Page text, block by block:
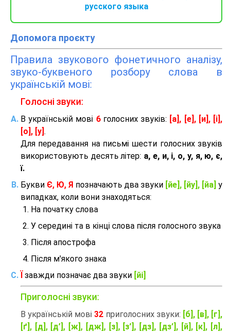
русского языка
Допомога проєкту
Правила звукового фонетичного аналізу,
звуко-буквеного розбору слова в
українській мові:
Голосні звуки:
В українській мові 6голосних звуків:
[а], [е], [и], [і],
[о], [у] .
Для передавання на письмі шести голосних звуків
використовують десять літер: а, е, и, і, о, у, я, ю, є,
ї.
Букви Є, Ю, Я позначають два звуки [йе], [йу], [йа] у
випадках, коли вони знаходяться:
На початку слова
У середині та в кінці слова після голосного звука
Після апострофа
Після м'якого знака
завжди позначає два звуки [йі]
Приголосні звуки:
В українській мові 32 приголосних звуки: [б], [в], [г],
[ґ], [д], [д’], [ж], [дж], [з], [з’], [дз], [дз’], [й], [к], [л],